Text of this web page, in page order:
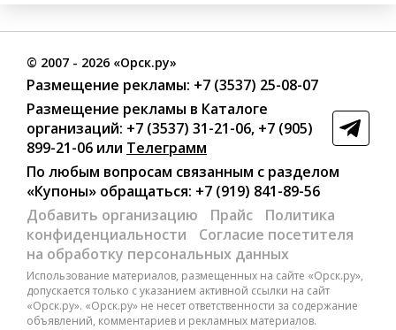
© 2007 - 2026 «Орск.ру»
Размещение рекламы: +7 (3537) 25-08-07
Размещение рекламы в Каталоге
организаций: +7 (3537) 31-21-06, +7 (905)
899-21-06 или Телеграмм
По любым вопросам связанным с разделом
«Купоны» обращаться: +7 (919) 841-89-56
Добавить организацию
Прайс
Политика
конфиденциальности
Согласие посетителя
на обработку персональных данных
Использование материалов, размещенных на сайте «Орск.ру»,
допускается только с указанием активной ссылки на сайт
«Орск.ру». «Орск.ру» не несет ответственности за содержание
объявлений, комментариев и рекламных материалов.